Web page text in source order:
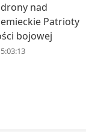
nad
Patrioty
bojowej